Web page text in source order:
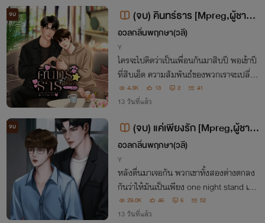
จบ
(จบ) คินทร์ธาร [Mpreg,ผู้ชายท้
องได้]
อวลกลิ่นพฤกษา(วลี)
Y
ใครจะไปคิดว่าเป็นเพื่อนกันมาสิบปี พอเข้าปี
ที่สิบเอ็ด ความสัมพันธ์ของพวกเราจะเปลี่ย
นไป4.3K 13 2 41
13 วันที่แล้ว
จบ
(จบ) แค่เพียงรัก [Mpreg,ผู้ชาย
ท้องได้]
อวลกลิ่นพฤกษา(วลี)
Y
หลังตื่นมาเจอกัน พวกเขาทั้งสองต่างตกลง
กันว่าให้มันเป็นเพียง one night stand เพร
าะต่างฝ่ายต่างไม่ได้คิดอะไร และเราทั้งสองที่เ
ป็นคนแปลกหน้าซึ่งกันและกัน เพียงรักคิดว่
29.0K 46 6 52
13 วันที่แล้ว